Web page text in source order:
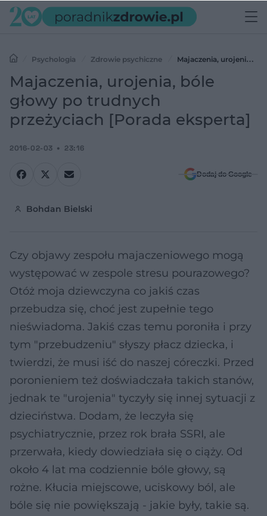
Psychologia Zdrowie psychiczne
Majaczenia, urojenia,
bóle głowy po trudnych przeżyciach [Porada eksperta]
Majaczenia, urojenia, bóle
głowy po trudnych
przeżyciach [Porada eksperta]
2016-02-03 23:16
Dodaj do Google
Bohdan Bielski
Czy objawy zespołu majaczeniowego mogą
występować w zespole stresu pourazowego?
Otóż moja dziewczyna co jakiś czas
przebudza się, choć jest zupełnie tego
nieświadoma. Jakiś czas temu poroniła i przy
tym "przebudzeniu" słyszy płacz dziecka, i
twierdzi, że musi iść do naszej córeczki. Przed
poronieniem też doświadczała takich stanów,
jednak te "urojenia" tyczyły się innej sytuacji z
dzieciństwa. Dodam, że leczyła się
psychiatrycznie, przez rok brała SSRI, ale
przerwała, kiedy dowiedziała się o ciąży. Od
około 4 lat ma codziennie bóle głowy, są
rożne. Kłucia miejscowe, uciskowy ból, ale
bóle się nie powiększają - jakie były, takie są.